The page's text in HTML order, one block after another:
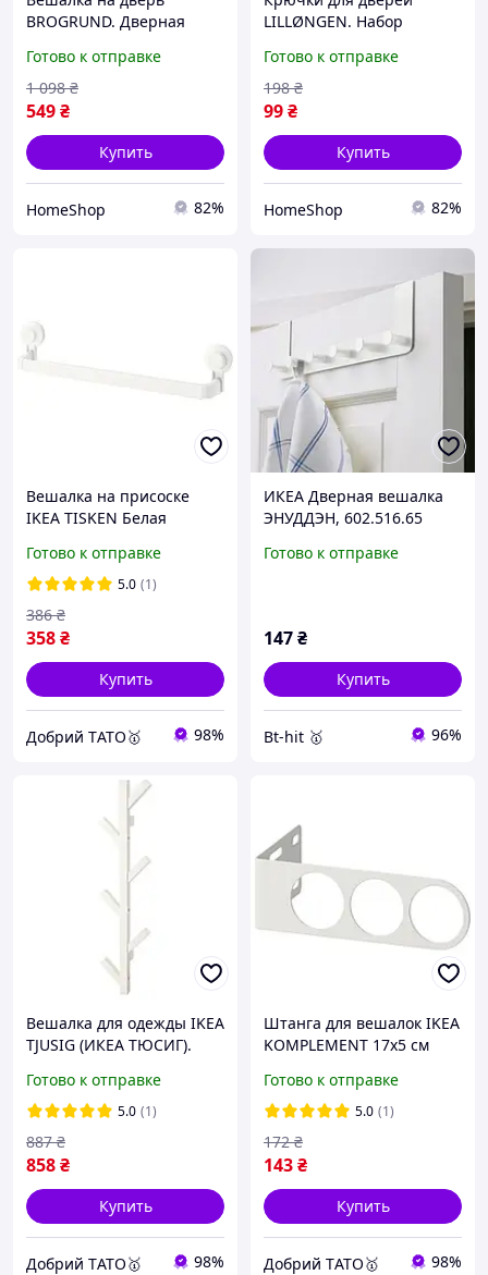
BROGRUND. Дверная
сталь IKEA 203.285.44.
Вешалка на дверь IKEA.
Готово к отправке
549₴
1 098 ₴
Купить
HomeShop 82%
LILLØNGEN. Набор
Дверная вешалка IKEA
101.976.71.
Готово к отправке
99₴
198 ₴
Купить
HomeShop 82%
Вешалка на присоске
IKEA TISKEN Белая
Готово к отправке
5.0 (1)
358₴
386 ₴
Купить
Добрий TАТО🥇 98%
ИКЕА Дверная вешалка
ЭНУДДЭН, 602.516.65
Готово к отправке
147₴
Купить
Bt-hit 🥇 96%
Вешалка для одежды IKEA
TJUSIG (ИКЕА ТЮСИГ).
Готово к отправке
5.0 (1)
858₴
887 ₴
Купить
Добрий TАТО🥇 98%
Штанга для вешалок IKEA
KOMPLEMENT 17x5 см
Готово к отправке
5.0 (1)
143₴
172 ₴
Купить
Добрий TАТО🥇 98%